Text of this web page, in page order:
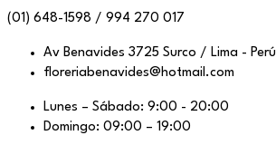
(01) 648-1598 / 994 270 017
Av Benavides 3725 Surco / Lima - Perú
floreriabenavides@hotmail.com
Lunes – Sábado: 9:00 - 20:00
Domingo: 09:00 – 19:00